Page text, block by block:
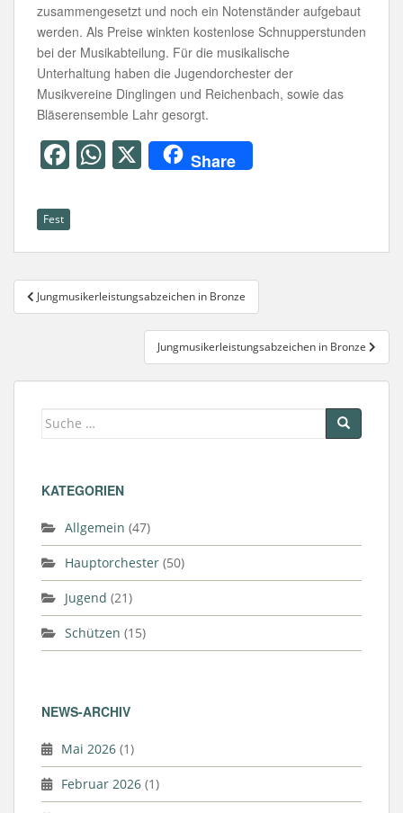
zusammengesetzt und noch ein Notenständer aufgebaut
werden. Als Preise winkten kostenlose Schnupperstunden
bei der Musikabteilung. Für die musikalische
Unterhaltung haben die Jugendorchester der
Musikvereine Dinglingen und Reichenbach, sowie das
Bläserensemble Lahr gesorgt.
F
a
c
e
b
o
o
W
h
s
A
p
p
X Share
Fest
Beitragsnavigation
Jungmusikerleistungsabzeichen in Bronze
Jungmusikerleistungsabzeichen in Bronze
Suche
KATEGORIEN
Allgemein (47)
Hauptorchester (50)
Jugend (21)
Schützen (15)
NEWS-ARCHIV
Mai 2026 (1)
Februar 2026 (1)